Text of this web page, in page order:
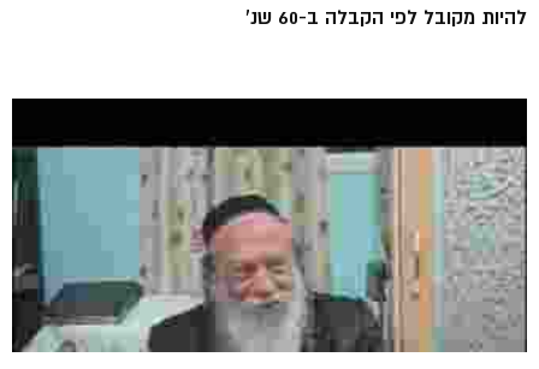
להיות מקובל לפי הקבלה ב-60 שנ'